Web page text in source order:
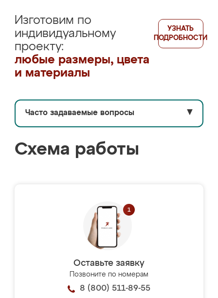
Изготовим по
индивидуальному
проекту:
любые размеры, цвета
и материалы
УЗНАТЬ
ПОДРОБНОСТИ
Часто задаваемые вопросы ▼
Схема работы
Оставьте заявку
Позвоните по номерам
8 (800) 511-89-55